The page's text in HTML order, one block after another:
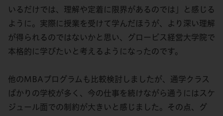
いるだけでは、理解や定着に限界があるのでは」と感じる
ように。実際に授業を受けて学んだほうが、より深い理解
が得られるのではないかと思い、グロービス経営大学院で
本格的に学びたいと考えるようになったのです。
他のMBAプログラムも比較検討しましたが、通学クラス
ばかりの学校が多く、今の仕事を続けながら通うにはスケ
ジュール面での制約が大きいと感じました。その点、グ